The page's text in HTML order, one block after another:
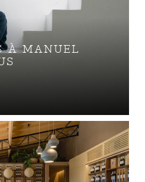
À MANUEL